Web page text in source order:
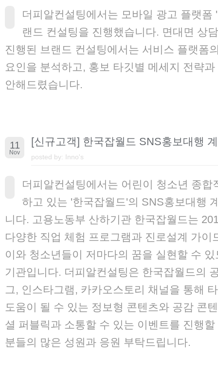
더피알컨설팅에서는 모바일 광고 플랫폼
랜드 컨설팅을 진행했습니다. 면대면 상
진행된 브랜드 컨설팅에서는 서비스 플랫폼
요인을 분석하고, 홍보 타깃별 메세지 전략
안해드렸습니다.
11
Nov
[신규고객] 한국잡월드 SNS홍보대행
posted by: Inno's
더피알컨설팅에서는 어린이 청소년 종합
하고 있는 '한국잡월드'의 SNS홍보대행
니다. 고용노동부 산하기관 한국잡월드는
다양한 직업 체험 프로그램과 진로설계 가이
이와 청소년들이 저마다의 꿈을 실현할 수
기관입니다. 더피알컨설팅은 한국잡월드의
그, 인스타그램, 카카오스토리 채널을 통해
도움이 될 수 있는 정보형 콘텐츠와 공감 콘
셜 퍼블릭과 소통할 수 있는 이벤트를 진행
분들의 많은 성원과 응원 부탁드립니다.